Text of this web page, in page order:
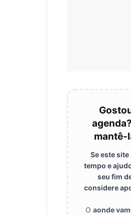
mantê-
Se este
tempo e
seu fim
considere
O aonde